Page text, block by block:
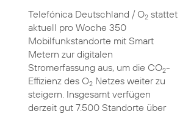
Telefónica Deutschland / O2stattet
aktuell pro Woche 350
Mobilfunkstandorte mit Smart
Metern zur digitalen
Stromerfassung aus, um die CO2-
Effizienz des O2Netzes weiter zu
steigern. Insgesamt verfügen
derzeit gut 7.500 Standorte über